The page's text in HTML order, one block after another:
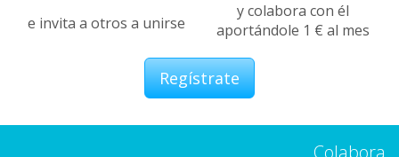
e invita a otros a unirse
y colabora con él
aportándole 1 € al mes
Regístrate
Colabora